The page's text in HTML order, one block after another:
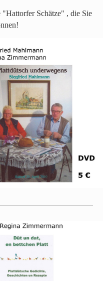
Schätze" , die Sie